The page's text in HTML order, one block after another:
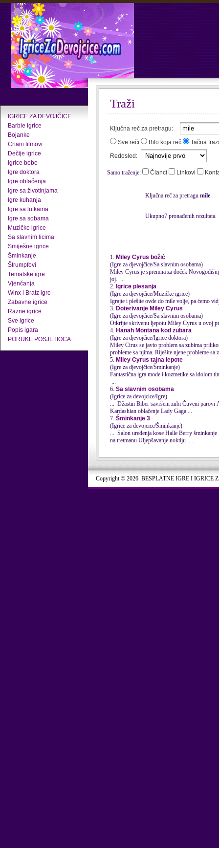
IGRICE ZA DEVOJČICE
Barbie igrice
Bojanke
Crtani filmovi
Dečije igrice
Igrice bebe
Igre doktora
Igre oblačenja
Igre sa životinjama
Igre kuhanja
Igre sa lutkama
Igre sa sobama
Muzičke igrice
Sa slavnim licima
Smiješne igrice
Šminkanje
Štrumpfovi
Tematske igre
Vjenčanja
Winx i Bratz igre
Zabavne igrice
Razne igrice
Sve igrice
Popis igara
PORUKE POSJETIOCA
Traži
Ključna reč za pretragu:
Sve reči
Bilo koja reč
Tačna
Redosled:
Samo traženje: Članci Linkovi
Ključna reč za pretragu mile
Ukupno7 pronađenih rezultata.
1. Miley Cyrus božić
(Igre za djevojčice/Sa slavnim osobama)
Miley Cyrus je spremna za doček
joj. ...
2. Igrice plesanja
(Igre za djevojčice/Muzičke igrice)
Igrajte i plešite ovde do mile volje, pa ćemo
3. Doterivanje Miley Cyrus
(Igre za djevojčice/Sa slavnim osobama)
Otkrijte skrivenu ljepotu Miley Cyrus u ovoj
4. Hanah Montana kod zubara
(Igre za djevojčice/Igrice doktora)
Miley Cirus se javio problem sa zubima
probleme sa njima. Riješite njene probleme sa
5. Miley Cyrus tajna lepote
(Igre za djevojčice/Šminkanje)
Fantastična igra mode i kozmetike sa idolom
...
6. Sa slavnim osobama
(Igrice za devojcice/Igre)
Kardashian oblačenje Lady Gaga ...
7. Šminkanje 3
(Igrice za devojcice/Šminkanje)
na tretmanu Uljepšavanje noktiju ...
Copyright © 2026. BESPLATNE IGRE I IGRICE